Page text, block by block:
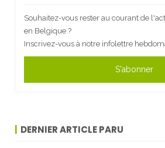
Souhaitez-vous rester au courant de
en Belgique ?
Inscrivez-vous à notre infolettre
S'abonner
DERNIER ARTICLE PARU